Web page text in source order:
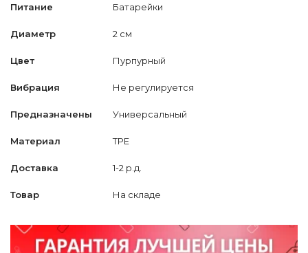
Питание Батарейки
Диаметр 2 см
Цвет Пурпурный
Вибрация Не регулируется
Предназначены Универсальный
Материал TPE
Доставка 1-2 р.д.
Товар На складе